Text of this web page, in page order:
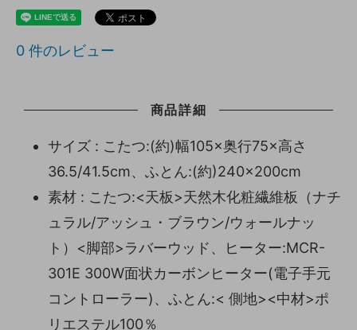
0 件のレビュー
商品詳細
サイズ : こたつ:(約)幅105×奥行75×高さ
36.5/41.5cm、ふとん:(約)240×200cm
素材 : こたつ:<天板>天然木化粧繊維板（ナチ
ュラル/アッシュ・ブラウン/ウォールナッ
ト）<脚部>ラバーウッド、ヒーター:MCR-
301E 300W面状カーボンヒーター(電子手元
コントローラー)、ふとん:< 側地><中材>ポ
リエステル100％